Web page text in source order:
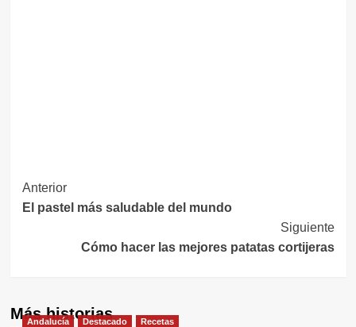
Navegación
de
entradas
Anterior
El pastel más saludable del mundo
Siguiente
Cómo hacer las mejores patatas cortijeras
Más historias
Andalucía Destacado Recetas